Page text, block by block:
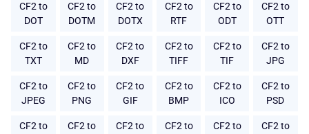
CF2 to
DOT
CF2 to
DOTM
CF2 to
DOTX
CF2 to
RTF
CF2 to
ODT
CF2 to
OTT
CF2 to
TXT
CF2 to
MD
CF2 to
DXF
CF2 to
TIFF
CF2 to
TIF
CF2 to
JPG
CF2 to
JPEG
CF2 to
PNG
CF2 to
GIF
CF2 to
BMP
CF2 to
ICO
CF2 to
PSD
CF2 to
CF2 to
CF2 to
CF2 to
CF2 to
CF2 to